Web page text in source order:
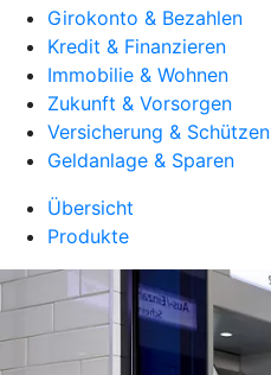
Girokonto & Bezahlen
Kredit & Finanzieren
Immobilie & Wohnen
Zukunft & Vorsorgen
Versicherung & Schützen
Geldanlage & Sparen
Übersicht
Produkte